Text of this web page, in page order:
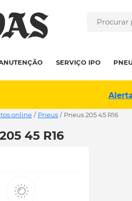
SERVIÇO IPO
online / Pneus / pneus 205 45 R16
45 R16